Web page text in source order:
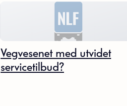
Vegvesenet med utvidet
servicetilbud?